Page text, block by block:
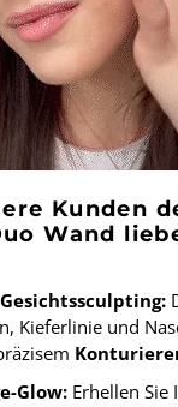
Kunden
Wand
Kieferlinie und
Glow: Erhellen